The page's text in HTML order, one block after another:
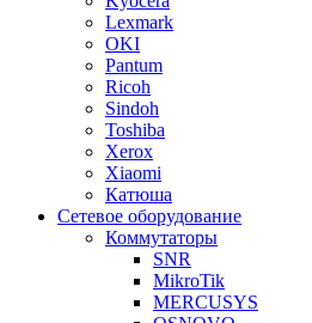
Lexmark
OKI
Pantum
Ricoh
Sindoh
Toshiba
Xerox
Xiaomi
Катюша
Сетевое оборудование
Коммутаторы
SNR
MikroTik
MERCUSYS